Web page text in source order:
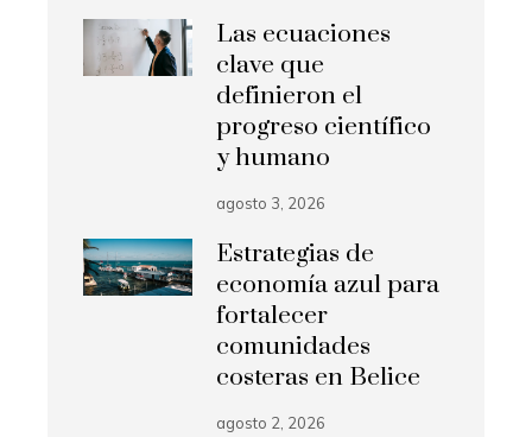
Las ecuaciones
clave que
definieron el
progreso científico
y humano
agosto 3, 2026
Estrategias de
economía azul para
fortalecer
comunidades
costeras en Belice
agosto 2, 2026